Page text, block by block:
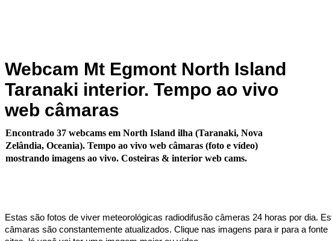
Webcam Mt Egmont North Island
Taranaki interior. Tempo ao vivo
web câmaras
Encontrado 37 webcams em North Island ilha (Taranaki, Nova
Zelândia, Oceania). Tempo ao vivo web câmaras (foto e vídeo)
mostrando imagens ao vivo. Costeiras & interior web cams.
Estas são fotos de viver meteorológicas radiodifusão câmeras 24 horas por dia.
câmaras são constantemente atualizados. Clique nas imagens para ir para a fonte